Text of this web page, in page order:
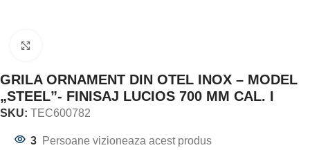
GRILA ORNAMENT DIN OTEL INOX – MODEL
„STEEL”- FINISAJ LUCIOS 700 MM CAL. I
SKU: TEC600782
3 Persoane vizioneaza acest produs